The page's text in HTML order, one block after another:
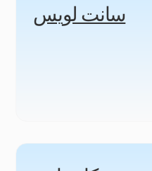
سانت لويس